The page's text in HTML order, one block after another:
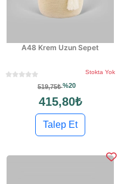
A48 Krem Uzun Sepet
Stokta Yok
519,75₺%20
415,80₺
Talep Et